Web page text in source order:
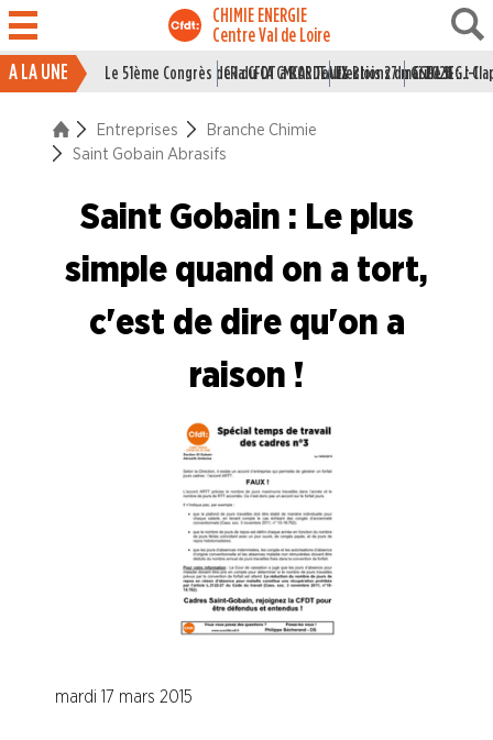
CHIMIE ENERGIE
Centre Val de Loire
ACTUALITÉ
ENTREPRISES
Branche Chimie
Bostik
Chimirec
Parfums Christian DIOR
Procter et Gamble
Saint Gobain Abrasifs
A LA UNE Le 51ème Congrès de la CFDT à BORDEAUX
CR du CA CMCAS Tours Blois 27 mai 2026
Elections du CSE LSI : J-1
Grille IEG :
Entreprises
Branche Chimie
Saint Gobain Abrasifs
Saint Gobain : Le plus
simple quand on a tort,
c'est de dire qu'on a
raison !
mardi 17 mars 2015